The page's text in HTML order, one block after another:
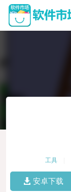
工具
安卓下载